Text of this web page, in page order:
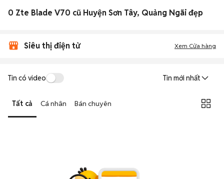
0 Zte Blade V70 cũ Huyện Sơn Tây, Quảng Ngãi đẹp
Siêu thị điện tử Xem Cửa hàng
Tin có video Tin mới nhất
Tất cả Cá nhân Bán chuyên